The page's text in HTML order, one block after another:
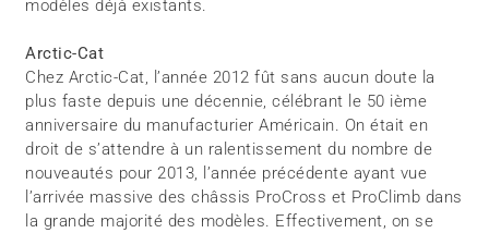
modèles déjà existants.
Arctic-Cat
Chez Arctic-Cat, l’année 2012 fût sans aucun doute la
plus faste depuis une décennie, célébrant le 50 ième
anniversaire du manufacturier Américain. On était en
droit de s’attendre à un ralentissement du nombre de
nouveautés pour 2013, l’année précédente ayant vue
l’arrivée massive des châssis ProCross et ProClimb dans
la grande majorité des modèles. Effectivement, on se